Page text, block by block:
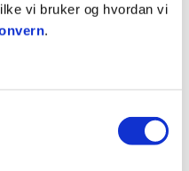
vi bruker og hvordan vi
.
i Bryne FK som
og Tromsø på Bryne